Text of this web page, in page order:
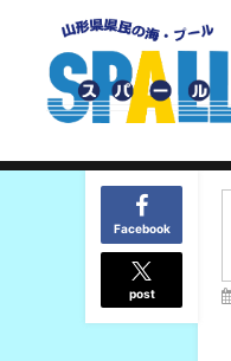
Facebook
post